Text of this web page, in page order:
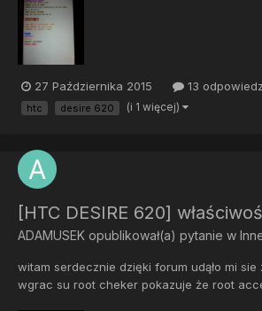
odblokowany ale zostawiłem telefon na
ważną sprawę. Kiedy wróciłem okazało się
mi na złość...
27 Października 2015 13
htc desire 620 (i 1 więcej)
[HTC DESIRE 620]
ADAMUSEK opublikował(a) pytanie w
witam serdecznie dzięki forum udąło mi
wgrac su root cheker pokazuje że root